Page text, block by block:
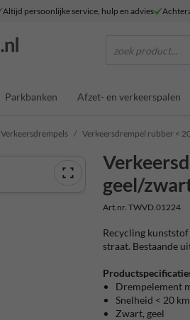
Altijd persoonlijke service, hulp en advies
zoek product...
Parkbanken Afzet- en verkeerspalen
Verkeersdrempels Verkeersdrempel rubber <
geel/
Art.nr. TWVD.01224
Recycling
straat. Bestaande
Drempelement
Snelheid < 20
Zwart, geel